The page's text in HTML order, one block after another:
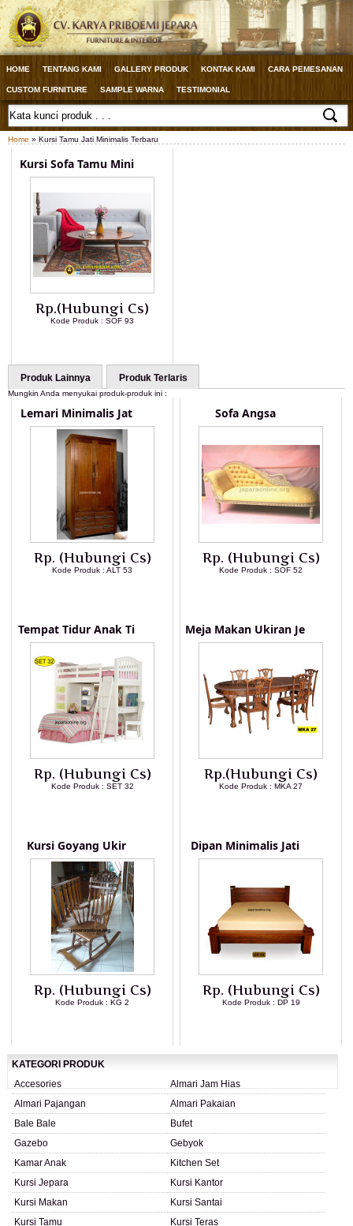
HOME TENTANG KAMI GALLERY PRODUK KONTAK KAMI CARA PEMESANAN
CUSTOM FURNITURE SAMPLE WARNA TESTIMONIAL
Home » Kursi Tamu Jati Minimalis Terbaru
Kursi Sofa Tamu Mini
Rp.(Hubungi Cs)
Kode Produk : SOF 93
Produk Lainnya Produk Terlaris
Mungkin Anda menyukai produk-produk ini :
Lemari Minimalis Jat
Rp. (Hubungi Cs)
Kode Produk : ALT 53
Sofa Angsa
Rp. (Hubungi Cs)
Kode Produk : SOF 52
Tempat Tidur Anak Ti
Rp. (Hubungi Cs)
Kode Produk : SET 32
Meja Makan Ukiran Je
Rp.(Hubungi Cs)
Kode Produk : MKA 27
Kursi Goyang Ukir
Rp. (Hubungi Cs)
Kode Produk : KG 2
Dipan Minimalis Jati
Rp. (Hubungi Cs)
Kode Produk : DP 19
KATEGORI PRODUK
Accesories
Almari Jam Hias
Almari Pajangan
Almari Pakaian
Bale Bale
Bufet
Gazebo
Gebyok
Kamar Anak
Kitchen Set
Kursi Jepara
Kursi Kantor
Kursi Makan
Kursi Santai
Kursi Tamu
Kursi Teras